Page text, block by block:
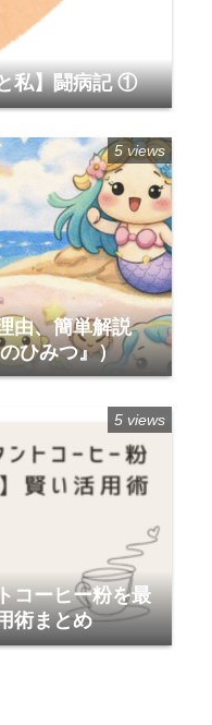
私】闘病記 ①
由、簡単解説
ひみつ』）
5 views
コーヒー粉を最
術まとめ
5 views